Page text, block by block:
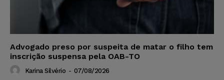
Advogado preso por suspeita de matar o filho tem
inscrição suspensa pela OAB-TO
Karina Silvério - 07/08/2026